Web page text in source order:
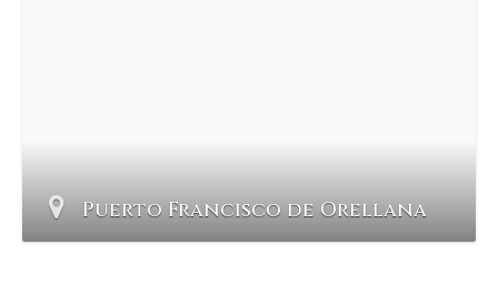
Puerto Francisco de Orellana